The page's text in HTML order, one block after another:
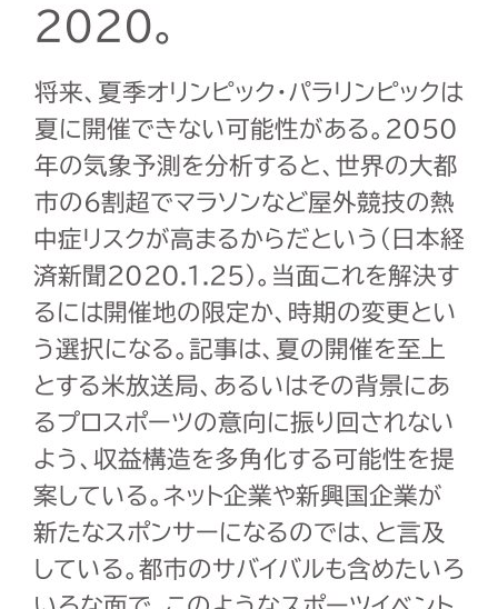
2020。
将来、夏季オリンピック・パラリンピックは
夏に開催できない可能性がある。2050
年の気象予測を分析すると、世界の大都
市の6割超でマラソンなど屋外競技の熱
中症リスクが高まるからだという（日本経
済新聞2020.1.25）。当面これを解決す
るには開催地の限定か、時期の変更とい
う選択になる。記事は、夏の開催を至上
とする米放送局、あるいはその背景にあ
るプロスポーツの意向に振り回されない
よう、収益構造を多角化する可能性を提
案している。ネット企業や新興国企業が
新たなスポンサーになるのでは、と言及
している。都市のサバイバルも含めたいろ